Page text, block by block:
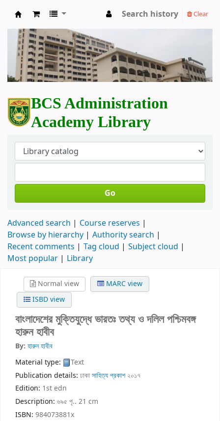
BCS Administration Academy Library
Search history Clear
BCS Administration
Academy Library
Go
Advanced search
Course reserves
Browse by hierarchy
Authority search
Recent comments
Tag cloud
Subject cloud
Most popular
Library
Normal view
MARC view
ISBD view
বাংলাদেশের মুক্তিযুদ্ধে ভারতঃ তথ্য ও দলিল পশ্চিমবঙ্গ
হারুন হাবীব
By: হারুন হাবীব
Material type:
Text
Publication details: ঢাকাসাহিত্য প্রকাশ২০১৭
Edition: 1st edn
Description: ৬৯৫ পৃ.. 21 cm
ISBN: 984073881x